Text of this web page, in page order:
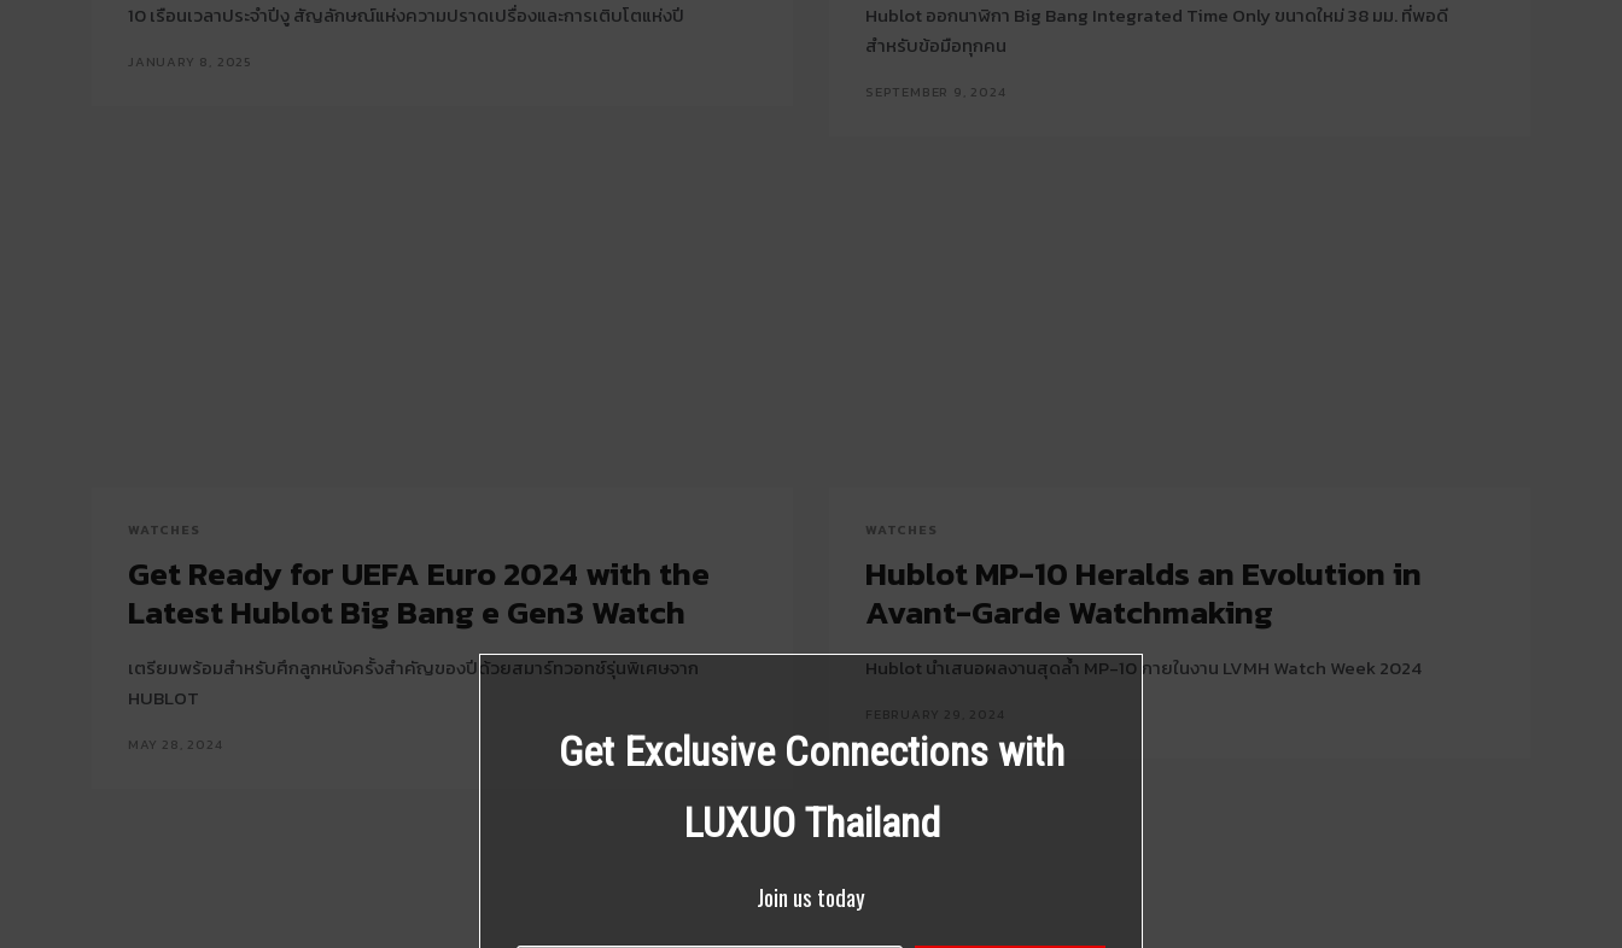
10 เรือนเวลาประจำปีงู สัญลักษณ์แห่งความปราดเปรื่องและการเติบโตแห่งปี
JANUARY 8, 2025
Hublot ออกนาฬิกา Big Bang Integrated Time Only ขนาดใหม่ 38 มม. ที่พอดี
สำหรับข้อมือทุกคน
SEPTEMBER 9, 2024
WATCHES
Get Ready for UEFA Euro 2024 with the
Latest Hublot Big Bang e Gen3 Watch
เตรียมพร้อมสำหรับศึกลูกหนังครั้งสำคัญของปีด้วยสมาร์ทวอทช์รุ่นพิเศษจาก
HUBLOT
MAY 28, 2024
WATCHES
Hublot MP-10 Heralds an Evolution in
Avant-Garde Watchmaking
Hublot นำเสนอผลงานสุดล้ำ MP-10 ภายในงาน LVMH Watch Week 2024
Get Exclusive Connections with
LUXUO Thailand
Join us today